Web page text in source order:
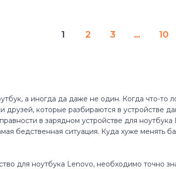
1 2 3 … 10
а иногда да даже не один. Когда что-то
которые разбираются в устройстве
в зарядном устройстве для
бедственная ситуация. Куда хуже менять
для ноутбука Lenovo, необходимо точно